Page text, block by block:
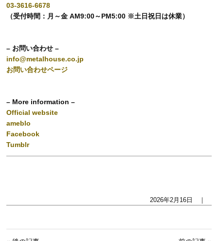
03-3616-6678
（受付時間：月～金 AM9:00～PM5:00 ※土日祝日は休業）
– お問い合わせ –
info@metalhouse.co.jp
お問い合わせページ
– More information –
Official website
ameblo
Facebook
Tumblr
2026年2月16日 ｜